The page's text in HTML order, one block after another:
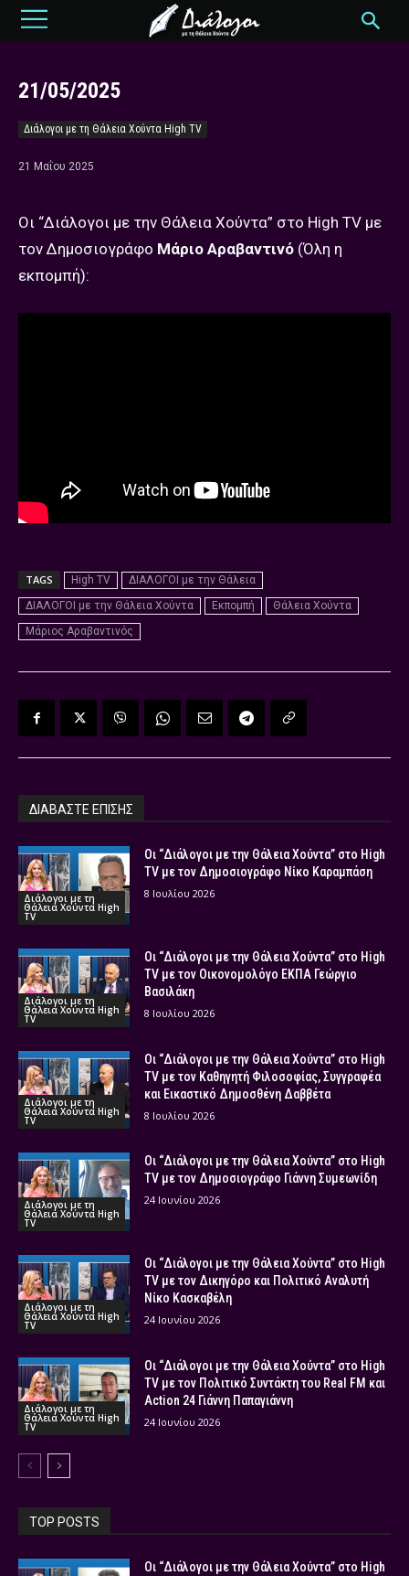
21/05/2025
Διάλογοι με τη Θάλεια Χούντα High TV
21 Μαΐου 2025
Οι “Διάλογοι με την Θάλεια Χούντα” στο High TV με
τον Δημοσιογράφο Μάριο Αραβαντινό (Όλη η
εκπομπή):
TAGS High TV
ΔΙΑΛΟΓΟΙ με την Θάλεια
ΔΙΑΛΟΓΟΙ με την Θάλεια Χούντα
Εκπομπή
Θάλεια Χούντα
Μάριος Αραβαντινός
ΔΙΑΒΑΣΤΕ ΕΠΙΣΗΣ
Διάλογοι με τη
Θάλεια Χούντα High
TV
Οι “Διάλογοι με την Θάλεια Χούντα” στο High
TV με τον Δημοσιογράφο Νίκο Καραμπάση
8 Ιουλίου 2026
Διάλογοι με τη
Θάλεια Χούντα High
TV
Οι “Διάλογοι με την Θάλεια Χούντα” στο High
TV με τον Οικονομολόγο ΕΚΠΑ Γεώργιο
Βασιλάκη
8 Ιουλίου 2026
Διάλογοι με τη
Θάλεια Χούντα High
TV
Οι “Διάλογοι με την Θάλεια Χούντα” στο High
TV με τον Καθηγητή Φιλοσοφίας, Συγγραφέα
και Εικαστικό Δημοσθένη Δαββέτα
8 Ιουλίου 2026
Διάλογοι με τη
Θάλεια Χούντα High
TV
Οι “Διάλογοι με την Θάλεια Χούντα” στο High
TV με τον Δημοσιογράφο Γιάννη Συμεωνίδη
24 Ιουνίου 2026
Διάλογοι με τη
Θάλεια Χούντα High
TV
Οι “Διάλογοι με την Θάλεια Χούντα” στο High
TV με τον Δικηγόρο και Πολιτικό Αναλυτή
Νίκο Κασκαβέλη
24 Ιουνίου 2026
Διάλογοι με τη
Θάλεια Χούντα High
TV
Οι “Διάλογοι με την Θάλεια Χούντα” στο High
TV με τον Πολιτικό Συντάκτη του Real FM και
Action 24 Γιάννη Παπαγιάννη
24 Ιουνίου 2026
TOP POSTS
Οι “Διάλογοι με την Θάλεια Χούντα” στο High